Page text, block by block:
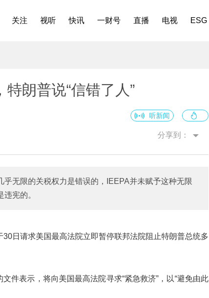
关注 视听 快讯 一财号 直播 电视 ESG
朗普说“信错了人”
听新闻
分享到：
无限的关税权力是错误的，IEEPA并未赋予这种无限
宪的。
日请求美国最高法院立即暂停联邦法院阻止特朗普总统多
件表示，将向美国最高法院寻求“紧急救济”，以“避免由此